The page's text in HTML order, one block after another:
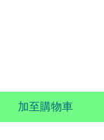
加至購物車